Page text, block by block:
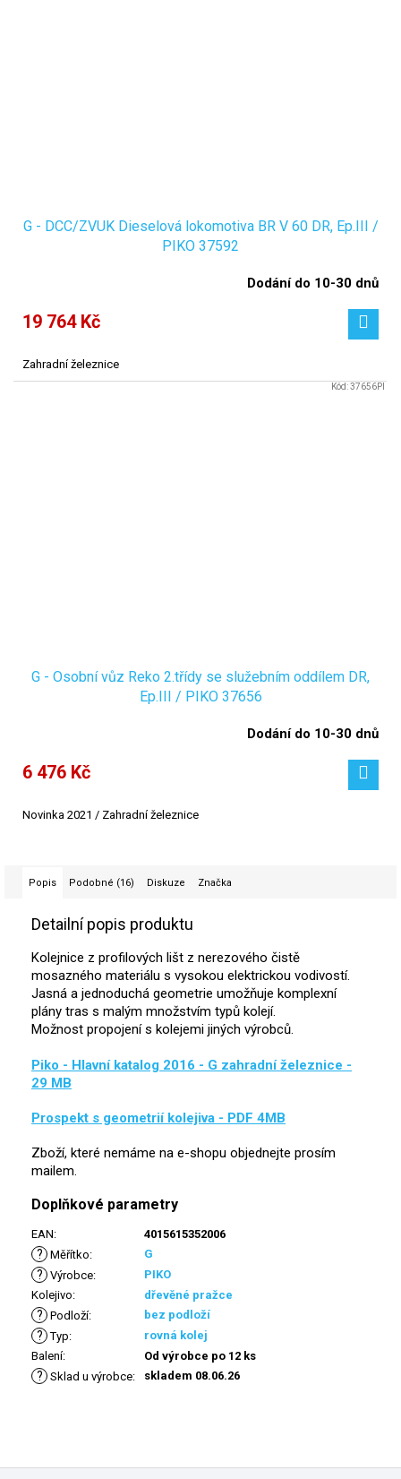
G - DCC/ZVUK Dieselová lokomotiva BR V 60 DR, Ep.III /
PIKO 37592
Dodání do 10-30 dnů
19 764 Kč
Zahradní železnice
G - Osobní vůz Reko 2.třídy se služebním oddílem DR,
Ep.III / PIKO 37656
Dodání do 10-30 dnů
6 476 Kč
Novinka 2021 / Zahradní železnice
Kód:37656PI
Popis Podobné (16) Diskuze Značka
Detailní popis produktu
Kolejnice z profilových lišt z nerezového čistě
mosazného materiálu s vysokou elektrickou vodivostí.
Jasná a jednoduchá geometrie umožňuje komplexní
plány tras s malým množstvím typů kolejí.
Možnost propojení s kolejemi jiných výrobců.
Piko - Hlavní katalog 2016 - G zahradní železnice -
29 MB
Prospekt s geometrií kolejiva - PDF 4MB
Zboží, které nemáme na e-shopu objednejte prosím
mailem.
Doplňkové parametry
EAN: 4015615352006
? Měřítko: G
? Výrobce:
PIKO
Kolejivo: dřevěné pražce
? Podloží: bez podloží
? Typ:
rovná kolej
Balení: Od výrobce po 12 ks
? Sklad u výrobce: skladem 08.06.26